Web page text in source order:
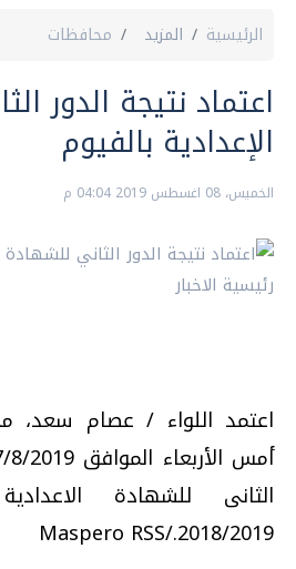
الرئيسية المزيد محافظات
اعتماد نتيجة الدور
الإعدادية بالفيوم
الخميس، 08 اغسطس 2019 04:04 م
اعتمد اللواء / عصام سعد،
الثانى للشهادة
2018/2019./Maspero RSS